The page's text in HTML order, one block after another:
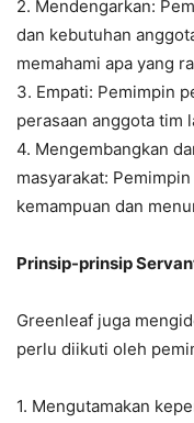
2. Mendengarkan:
dan kebutuhan
memahami apa yang
3. Empati: Pemimpin
perasaan anggota tim
4. Mengembangkan
masyarakat:
kemampuan dan
Prinsip-prinsip
Greenleaf juga
perlu diikuti oleh
1. Mengutamakan